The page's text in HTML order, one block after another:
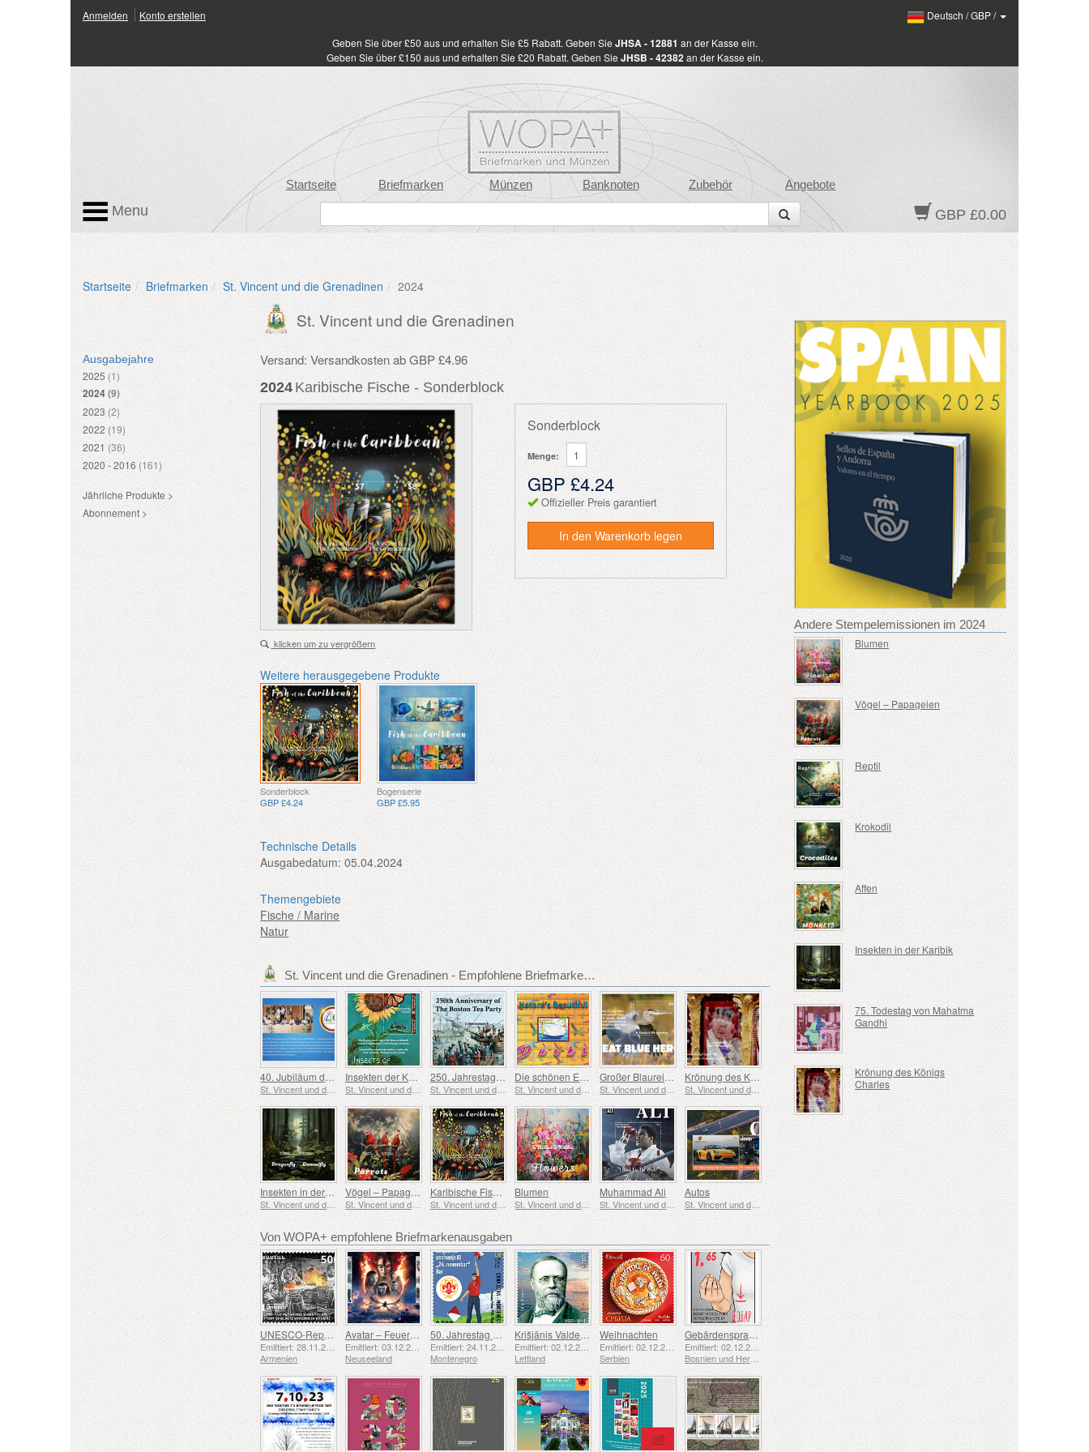
Anmelden Konto erstellen Deutsch /GBP/
Geben Sie über £50 aus und erhalten Sie £5 Rabatt. Geben Sie JHSA - 12881 an der Kasse ein.
Geben Sie über £150 aus und erhalten Sie £20 Rabatt. Geben Sie JHSB - 42382 an der Kasse ein.
Startseite Briefmarken Münzen Banknoten Zubehör Angebote
GBP £0.00
Menu
Startseite Briefmarken St. Vincent und die Grenadinen 2024
Ausgabejahre
2025 (1)
2024(9)
2023 (2)
2022 (19)
2021 (36)
2020 - 2016 (161)
Jährliche Produkte >
Abonnement >
St. Vincent und die Grenadinen
Versand: Versandkosten ab GBP £4.96
2024 Karibische Fische - Sonderblock
klicken um zu vergrößern
Sonderblock
Menge:
GBP £4.24
Offizieller Preis garantiert
In den Warenkorb legen
Weitere herausgegebene Produkte
Sonderblock
GBP £4.24
Bogenserie
GBP £5.95
Technische Details
Ausgabedatum: 05.04.2024
Themengebiete
Fische / Marine
Natur
St. Vincent und die Grenadinen - Empfohlene Briefmarkenausgaben
40. Jubiläum der ECCB Insekten der Karibik 250. Jahrestag der Boston Tea Party
St. Vincent und die Grenadinen
Die schönen Enten der Natur Großer Blaureiher Krönung des Königs Charles
St. Vincent und die Grenadinen
Insekten in der Karibik Vögel – Papageien
St. Vincent und die Grenadinen
Karibische Fische
St. Vincent und die Grenadinen
Blumen Muhammad Ali Autos
St. Vincent und die Grenadinen
Von WOPA+ empfohlene Briefmarkenausgaben
UNESCO-Repräsentative Liste des Immateriellen Kulturerbes der Menschheit – Schmiedetradition in Gyumri
Emittiert: 28.11.2025
Armenien
Avatar – Feuer und Asche
Emittiert: 03.12.2025
Neuseeland
50. Jahrestag der Gründung der Pfadfindergruppe „24. November Bar Scout“
Emittiert: 24.11.2025
Montenegro
Krišjānis Valdemārs
Emittiert: 02.12.2025
Lettland
Weihnachten
Emittiert: 02.12.2025
Serbien
Gebärdensprache - Gut
Emittiert: 02.12.2025
Bosnien und Herzegowina - Republik Srpska
Andere Stempelemissionen im 2024
Blumen
Vögel – Papageien
Reptil
Krokodil
Affen
Insekten in der Karibik
75. Todestag von Mahatma
Gandhi
Krönung des Königs
Charles